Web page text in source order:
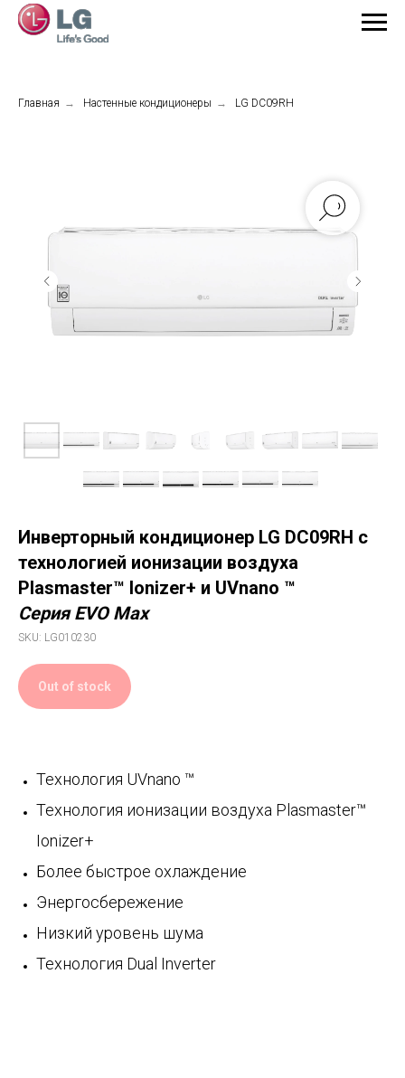
Главная → Настенные кондиционеры → LG DC09RH
Инверторный кондиционер LG DC09RH с
технологией ионизации воздуха
Plasmaster™ Ionizer+ и UVnano ™
Серия EVO Max
SKU: LG010230
Out of stock
Технология UVnano ™
Технология ионизации воздуха Plasmaster™
Ionizer+
Более быстрое охлаждение
Энергосбережение
Низкий уровень шума
Технология Dual Inverter